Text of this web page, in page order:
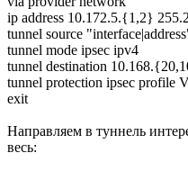
ip address 10.172.5.{1,2}
tunnel source
tunnel mode ipsec ipv4
tunnel destination
tunnel protection ipsec profile
exit
Направляем в туннель
весь: